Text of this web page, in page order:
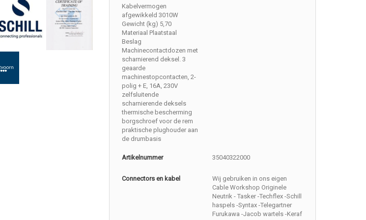
Kabelvermogen
afgewikkeld 3010W
Gewicht (kg) 5,70
Materiaal Plaatstaal
Beslag
Machinecontactdozen met
scharnierend deksel. 3
geaarde
machinestopcontacten, 2-
polig + E, 16A, 230V
zelfsluitende
scharnierende deksels
thermische bescherming
borgschroef voor de rem
praktische plughouder aan
de drumbasis
Artikelnummer 35040322000
Connectors en kabel
Wij gebruiken in ons eigen
Cable Workshop Originele
Neutrik - Tasker -Techflex -Schill
haspels -Syntax -Telegartner
Furukawa -Jacob wartels -Keraf